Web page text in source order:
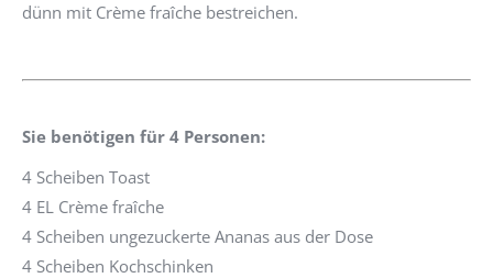
dünn mit Crème fraîche bestreichen.
Sie benötigen für 4 Personen:
4 Scheiben Toast
4 EL Crème fraîche
4 Scheiben ungezuckerte Ananas aus der Dose
4 Scheiben Kochschinken